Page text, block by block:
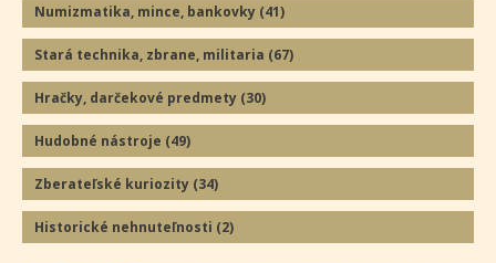
Numizmatika, mince, bankovky (41)
Stará technika, zbrane, militaria (67)
Hračky, darčekové predmety (30)
Hudobné nástroje (49)
Zberateľské kuriozity (34)
Historické nehnuteľnosti (2)